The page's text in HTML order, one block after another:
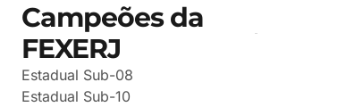
Campeões da
FEXERJ
Estadual Sub-08
Estadual Sub-10